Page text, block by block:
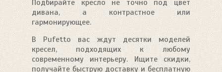
Подбирайте кресло не точно под цвет
дивана, а контрастное или
гармонирующее.
В Pufetto вас ждут десятки моделей
кресел, подходящих к любому
современному интерьеру. Ищите скидки,
получайте быструю доставку и бесплатную